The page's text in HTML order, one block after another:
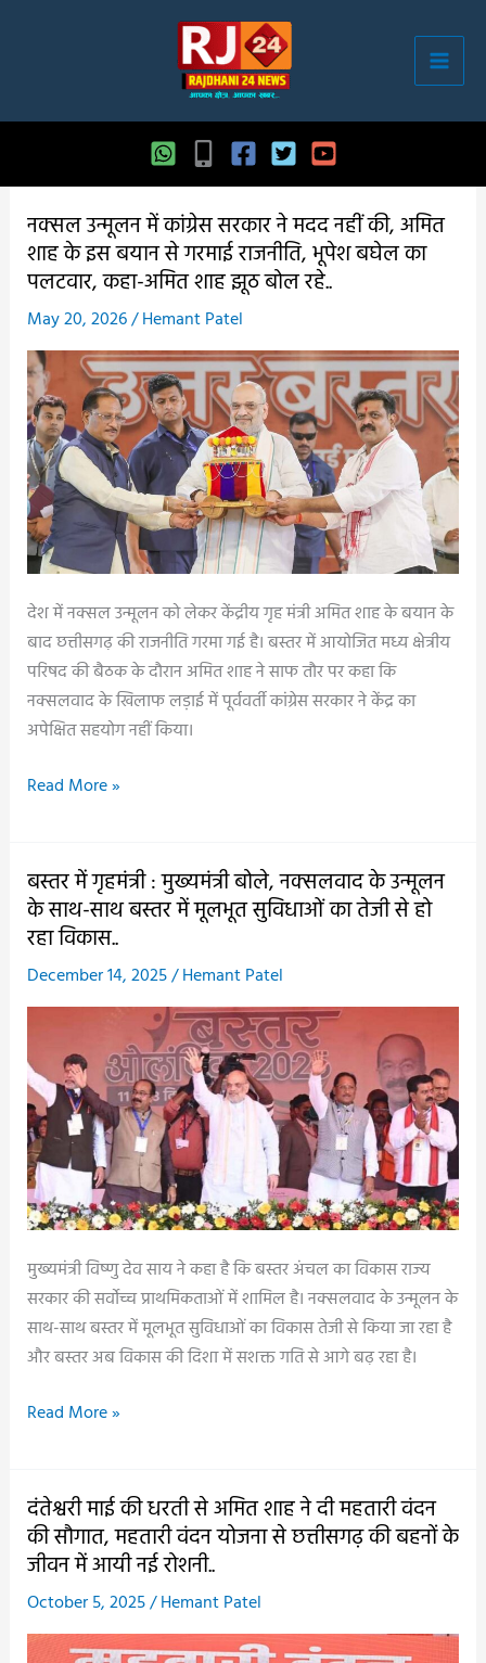
नक्सल उन्मूलन में कांग्रेस सरकार ने मदद नहीं की, अमित
शाह के इस बयान से गरमाई राजनीति, भूपेश बघेल का
पलटवार, कहा-अमित शाह झूठ बोल रहे..
May 20, 2026/Hemant Patel
देश में नक्सल उन्मूलन को लेकर केंद्रीय गृह मंत्री अमित शाह के बयान के
बाद छत्तीसगढ़ की राजनीति गरमा गई है। बस्तर में आयोजित मध्य क्षेत्रीय
परिषद की बैठक के दौरान अमित शाह ने साफ तौर पर कहा कि
नक्सलवाद के खिलाफ लड़ाई में पूर्ववर्ती कांग्रेस सरकार ने केंद्र का
अपेक्षित सहयोग नहीं किया।
नक्सल
कांग्रेस
सरकार
ने
शाह
के
इस
बयान
से
गरमाई
राजनीति,
भूपेश
बघेल
का
पलटवार,
कहा-
बोल
रहे..
Read More »
बस्तर में गृहमंत्री : मुख्यमंत्री बोले, नक्सलवाद के उन्मूलन
के साथ-साथ बस्तर में मूलभूत सुविधाओं का तेजी से हो
रहा विकास..
December 14, 2025/Hemant Patel
मुख्यमंत्री विष्णु देव साय ने कहा है कि बस्तर अंचल का विकास राज्य
सरकार की सर्वोच्च प्राथमिकताओं में शामिल है। नक्सलवाद के उन्मूलन के
साथ-साथ बस्तर में मूलभूत सुविधाओं का विकास तेजी से किया जा रहा है
और बस्तर अब विकास की दिशा में सशक्त गति से आगे बढ़ रहा है।
बस्तर
:
मुख्यमंत्री
बोले,
के
उन्मूलन
Read More »
दंतेश्वरी माई की धरती से अमित शाह ने दी महतारी वंदन
की सौगात, महतारी वंदन योजना से छत्तीसगढ़ की बहनों के
जीवन में आयी नई रोशनी..
October 5, 2025/Hemant Patel